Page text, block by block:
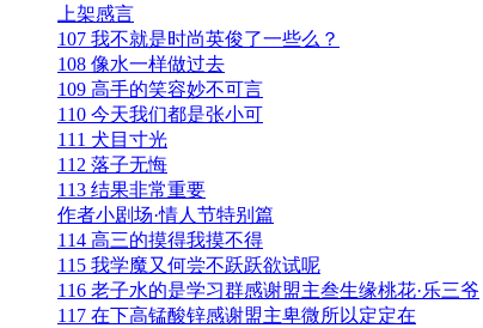
上架感言
107 我不就是时尚英俊了一些么？
108 像水一样做过去
109 高手的笑容妙不可言
110 今天我们都是张小可
111 犬目寸光
112 落子无悔
113 结果非常重要
作者小剧场·情人节特别篇
114 高三的摸得我摸不得
115 我学魔又何尝不跃跃欲试呢
116 老子水的是学习群感谢盟主叁生缘桃花·乐三爷
117 在下高锰酸锌感谢盟主卑微所以定定在